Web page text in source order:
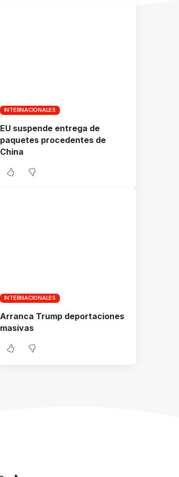
INTERNACIONALES
EU suspende entrega de
paquetes procedentes de
China
INTERNACIONALES
Arranca Trump deportaciones
masivas